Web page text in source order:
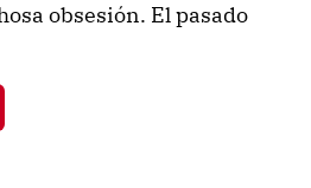
obsesión. El pasado